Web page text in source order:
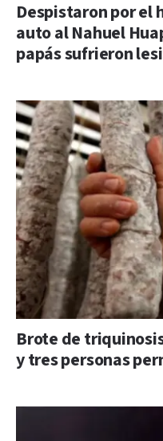
Despistaron por el
auto al Nahuel
papás sufrieron
Brote de
y tres personas